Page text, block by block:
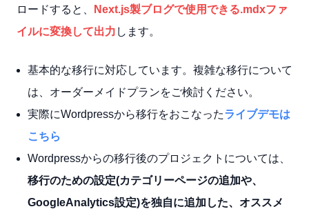
ロードすると、
Next.js製ブログで使用できる.mdxファ
イルに変換して出力 します。
基本的な移行に対応しています。複雑な移行について
は、オーダーメイドプランをご検討ください。
実際にWordpressから移行をおこなったライブデモは
こちら
Wordpressからの移行後のプロジェクトについては、
移行のための設定(カテゴリーページの追加や、
GoogleAnalytics設定)を独自に追加した、オススメ